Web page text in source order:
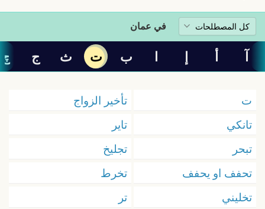
في عمان
آ أ إ ا ب ت ث ج چ
ت
تأخير الزواج
تانكي
تاير
تبحر
تجليخ
تحفف او يحفف
تخرط
تخليني
تر